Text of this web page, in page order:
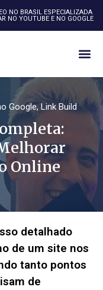
NO BRASIL ESPECIALIZADA
NO YOUTUBE E NO GOOGLE
Google, Link Build
Online
detalhado
de um site nos
tanto pontos
de